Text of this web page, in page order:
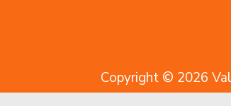
Copyright © 2026